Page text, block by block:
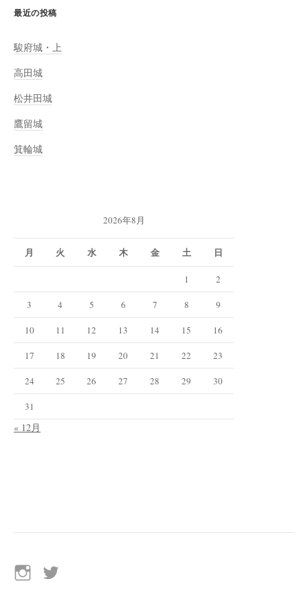
最近の投稿
駿府城・上
高田城
松井田城
鷹留城
箕輪城
2026年8月
月 火 水 木 金 土 日
1 2
3 4 5 6 7 8 9
10 11 12 13 14 15 16
17 18 19 20 21 22 23
24 25 26 27 28 29 30
31
« 12月